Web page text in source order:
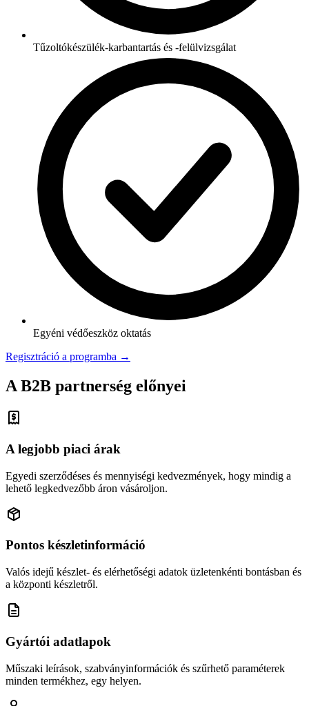
Tűzoltókészülék-karbantartás és -felülvizsgálat
Egyéni védőeszköz oktatás
Regisztráció a programba →
A B2B partnerség előnyei
A legjobb piaci árak
Egyedi szerződéses és mennyiségi kedvezmények, hogy mindig a
lehető legkedvezőbb áron vásároljon.
Pontos készletinformáció
Valós idejű készlet- és elérhetőségi adatok üzletenkénti bontásban és
a központi készletről.
Gyártói adatlapok
Műszaki leírások, szabványinformációk és szűrhető paraméterek
minden termékhez, egy helyen.